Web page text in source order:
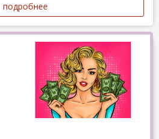
подробнее